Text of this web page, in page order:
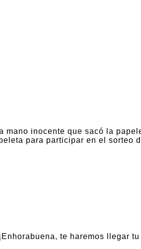
mano inocente que sacó la
para participar en el sorteo
te haremos llegar tu